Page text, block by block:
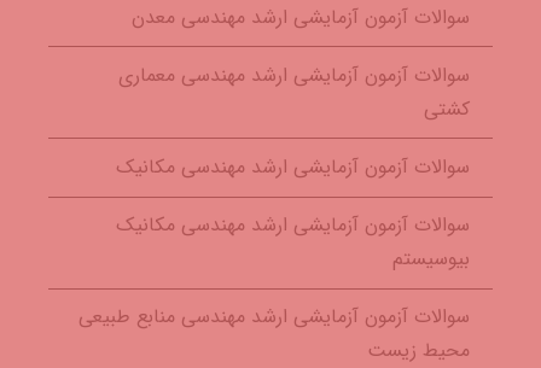
سوالات آزمون آزمایشی ارشد مهندسی معدن
سوالات آزمون آزمایشی ارشد مهندسی معماری
کشتی
سوالات آزمون آزمایشی ارشد مهندسی مکانیک
سوالات آزمون آزمایشی ارشد مهندسی مکانیک
بیوسیستم
سوالات آزمون آزمایشی ارشد مهندسی منابع طبیعی
محیط زیست